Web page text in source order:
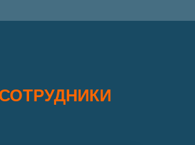
СОТРУДНИКИ